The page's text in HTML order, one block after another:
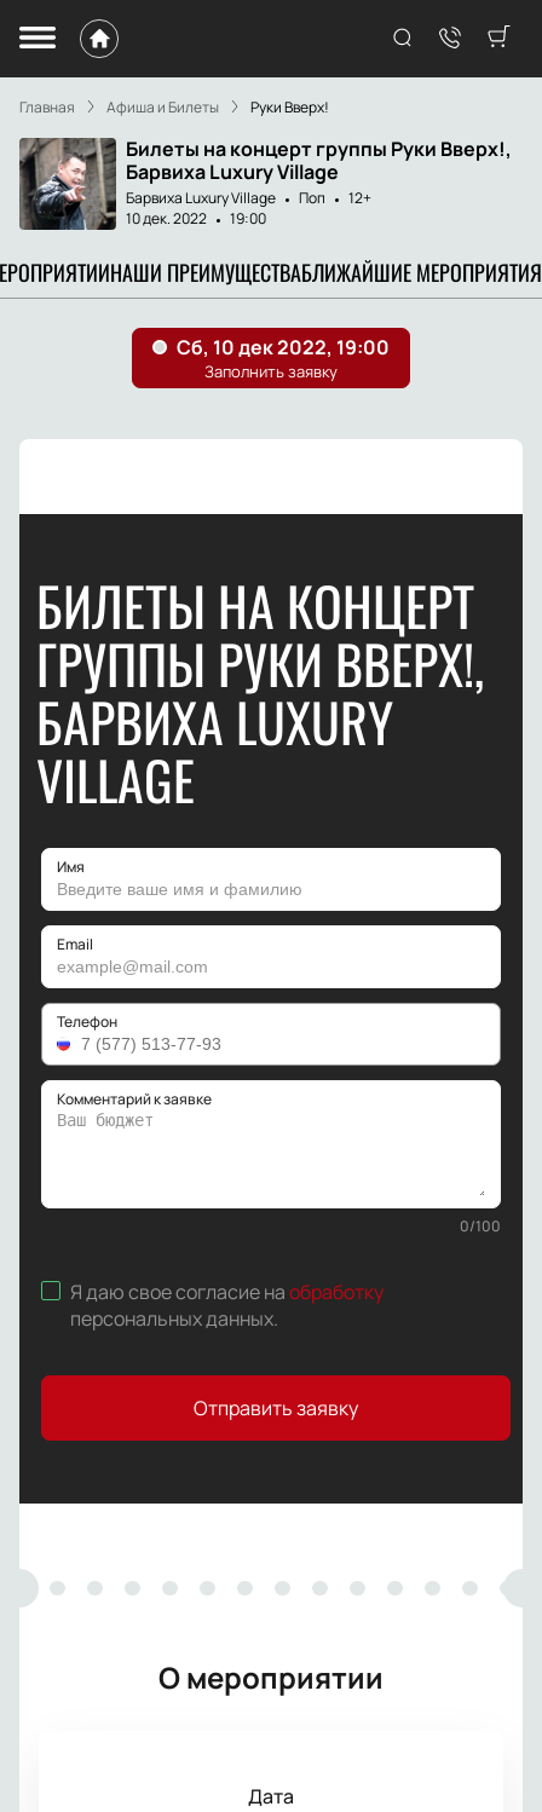
Главная Афиша и Билеты Руки Вверх!
Билеты на концерт группы Руки Вверх!,
Барвиха Luxury Village
Барвиха Luxury Village Поп
12+
10 дек. 2022
19:00
НАШИ ПРЕИМУЩЕСТВАБЛИЖАЙШИЕ МЕРОПРИЯТИЯ
БИЛЕТЫ НА КОНЦЕРТ
ГРУППЫ РУКИ ВВЕРХ!,
БАРВИХА LUXURY
VILLAGE
Имя
Email
Телефон
Комментарий к заявке
0/100
Я даю свое согласие наобработку
персональных данных.
Отправить заявку
О мероприятии
Дата